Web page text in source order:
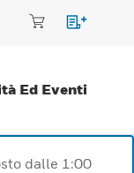
Ed Eventi
dalle 1:00